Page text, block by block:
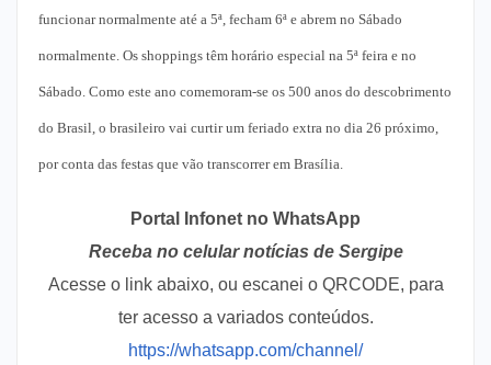
funcionar normalmente até a 5ª, fecham 6ª e abrem no Sábado
normalmente. Os shoppings têm horário especial na 5ª feira e no
Sábado. Como este ano comemoram-se os 500 anos do descobrimento
do Brasil, o brasileiro vai curtir um feriado extra no dia 26 próximo,
por conta das festas que vão transcorrer em Brasília.
Portal Infonet no WhatsApp
Receba no celular notícias de Sergipe
Acesse o link abaixo, ou escanei o QRCODE, para
ter acesso a variados conteúdos.
https://whatsapp.com/channel/